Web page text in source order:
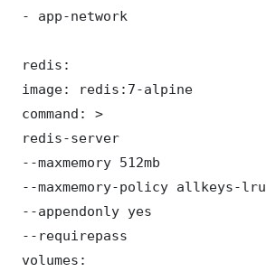
- app-network
redis:
image: redis:7-alpine
command: >
redis-server
--maxmemory 512mb
--maxmemory-policy allkeys-lru
--appendonly yes
--requirepass
volumes: